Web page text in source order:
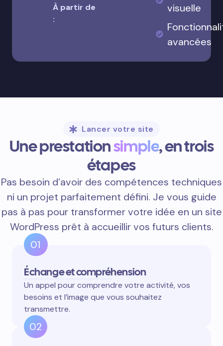
À partir de
:
visuelle
avancées
Lancer votre site
Une prestationsimple, en trois
étapes
Pas besoin d’avoir des compétences techniques
ni un projet parfaitement défini. Je vous guide
pas à pas pour transformer votre idée en un site
WordPress prêt à accueillir vos futurs clients.
01
Échange et compréhension
Un appel pour comprendre votre activité, vos
besoins et l’image que vous souhaitez
transmettre.
02